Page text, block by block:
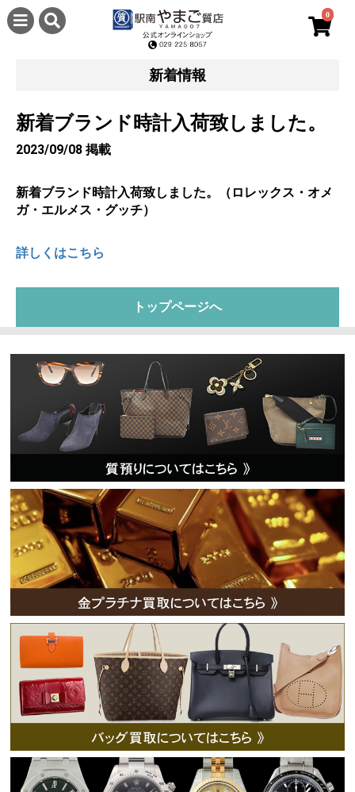
0
新着情報
新着ブランド時計入荷致しました。
2023/09/08 掲載
新着ブランド時計入荷致しました。（ロレックス・オメ
ガ・エルメス・グッチ）
詳しくはこちら
トップページへ